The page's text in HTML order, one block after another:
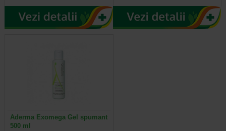
Aderma Exomega Gel spumant
500 ml